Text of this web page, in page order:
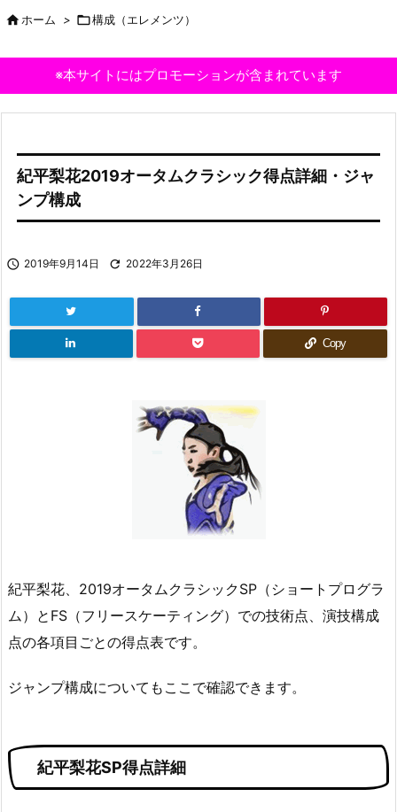
ホーム > 構成（エレメンツ）
※本サイトにはプロモーションが含まれています
紀平梨花2019オータムクラシック得点詳細・ジャ
ンプ構成
 2019年9月14日  2022年3月26日
Copy
紀平梨花、2019オータムクラシックSP（ショートプログラ
ム）とFS（フリースケーティング）での技術点、演技構成
点の各項目ごとの得点表です。
ジャンプ構成についてもここで確認できます。
紀平梨花SP得点詳細